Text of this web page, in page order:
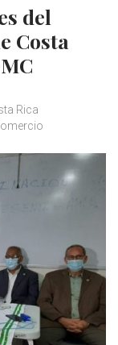
del
Costa
Rica